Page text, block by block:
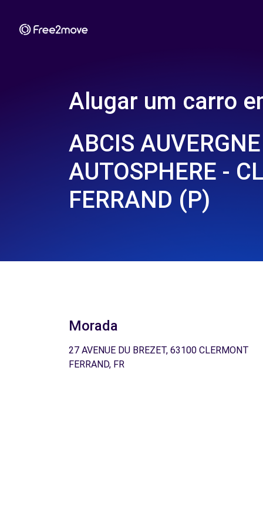
Alugar um carro
ABCIS
AUTOSPHERE -
FERRAND (P)
Morada
27 AVENUE DU BREZET, 63100 CLERMONT
FERRAND, FR